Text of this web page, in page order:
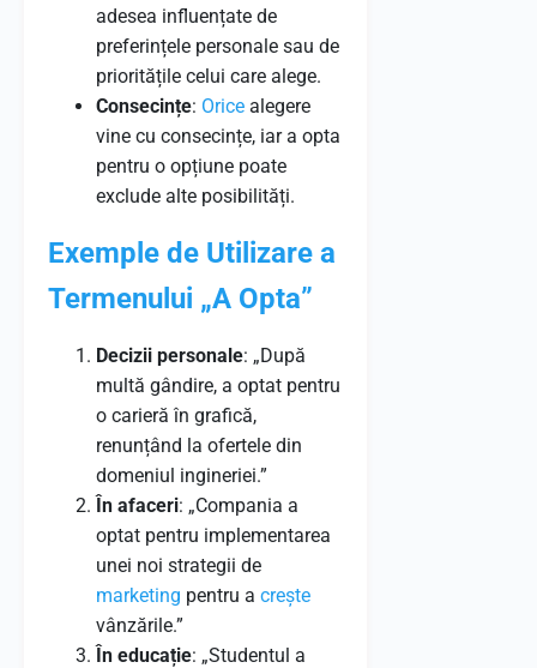
adesea influențate de
preferințele personale sau de
prioritățile celui care alege.
Consecințe: Orice alegere
vine cu consecințe, iar a opta
pentru o opțiune poate
exclude alte posibilități.
Exemple de Utilizare a
Termenului „A Opta”
Decizii personale: „După
multă gândire, a optat pentru
o carieră în grafică,
renunțând la ofertele din
domeniul ingineriei.”
În afaceri: „Compania a
optat pentru implementarea
unei noi strategii de
marketing pentru a crește
vânzările.”
În educație: „Studentul a